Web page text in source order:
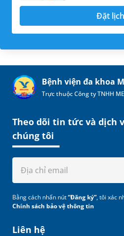
Đặt lịch
Bệnh viện đa khoa
Trực thuộc Công ty TNHH
Liên hệ
Theo dõi tin tức và dịch
chúng tôi
Bằng cách nhấn nút“Đăng ký”, tôi xác
Chính sách bảo vệ thông tin